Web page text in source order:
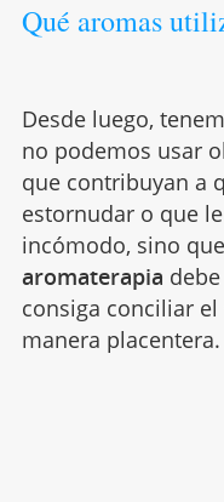
Qué aromas
Desde luego,
no podemos usar
que contribuyan a
estornudar o que
incómodo, sino
aromaterapia
consiga conciliar
manera placentera.